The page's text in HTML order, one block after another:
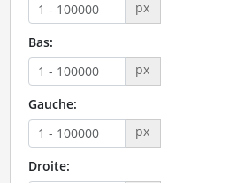
px
Bas:
px
Gauche:
px
Droite: